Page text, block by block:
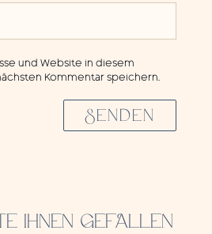
und Website in diesem
Kommentar speichern.
SENDEN
IHNEN GEFALLEN